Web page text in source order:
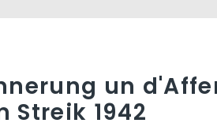
un
Streik 1942